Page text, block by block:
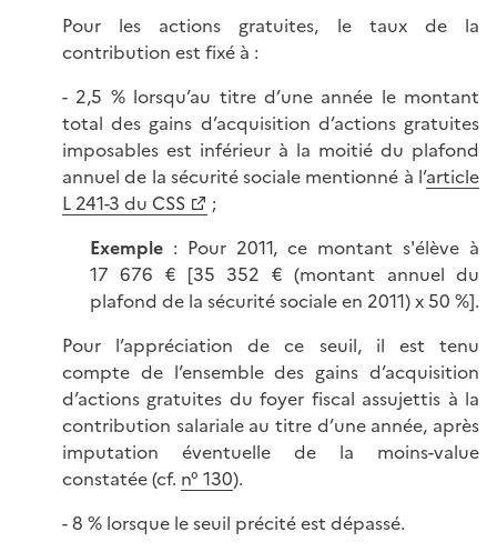
Pour les actions gratuites, le taux de la
contribution est fixé à :
- 2,5 % lorsqu’au titre d’une année le montant
total des gains d’acquisition d’actions gratuites
imposables est inférieur à la moitié du plafond
annuel de la sécurité sociale mentionné à l’article
L 241-3 du CSS
;
Exemple: Pour 2011, ce montant s'élève à
17 676 € [35 352 € (montant annuel du
plafond de la sécurité sociale en 2011) x 50 %].
Pour l’appréciation de ce seuil, il est tenu
compte de l’ensemble des gains d’acquisition
d’actions gratuites du foyer fiscal assujettis à la
contribution salariale au titre d’une année, après
imputation éventuelle de la moins-value
constatée (cf. n° 130).
- 8 % lorsque le seuil précité est dépassé.